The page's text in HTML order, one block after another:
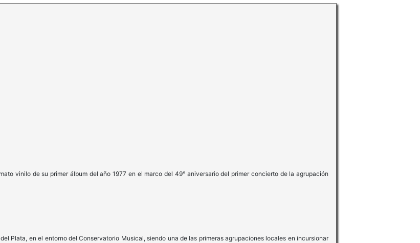
vinilo de su primer álbum del año 1977 en el marco del 49° aniversario del primer concierto de la agrupación
Plata, en el entorno del Conservatorio Musical, siendo una de las primeras agrupaciones locales en incursionar